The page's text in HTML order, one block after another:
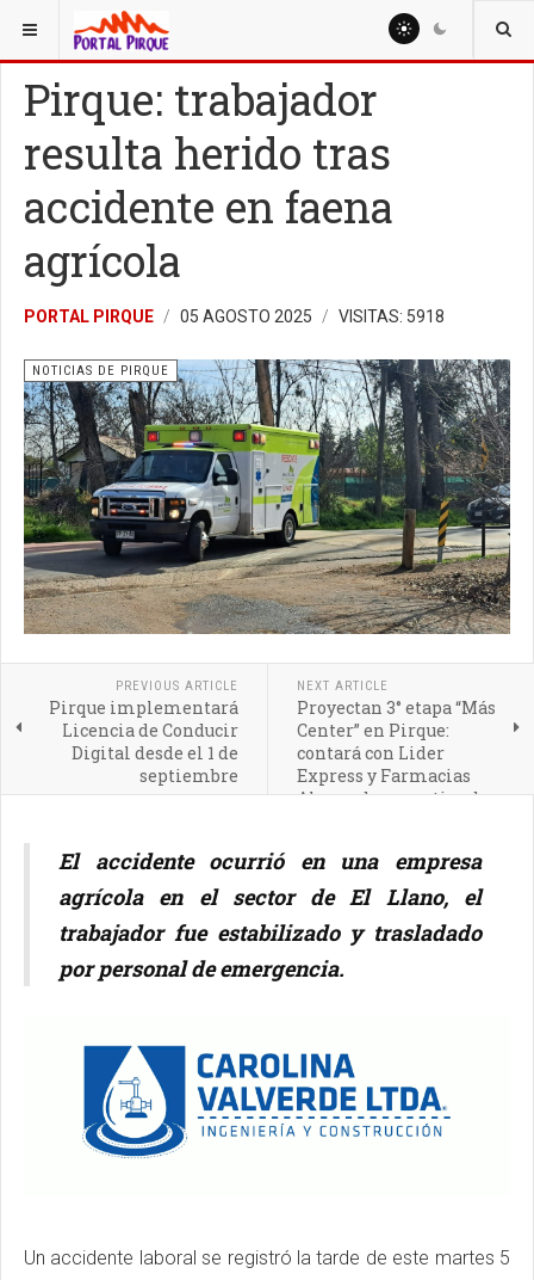
ESTÁ AQUÍ: NOTICIAS
Pirque: trabajador
resulta herido tras
accidente en faena
agrícola
PORTAL PIRQUE 05 AGOSTO 2025 VISITAS: 5918
NOTICIAS DE PIRQUE
PREVIOUS ARTICLE
Pirque implementará
Licencia de Conducir
Digital desde el 1 de
septiembre
NEXT ARTICLE
Proyectan 3° etapa “Más
Center” en Pirque:
contará con Lider
Express y Farmacias
Ahumada como tiendas
El accidente ocurrió en una empresa
agrícola en el sector de El Llano, el
trabajador fue estabilizado y trasladado
por personal de emergencia.
Un accidente laboral se registró la tarde de este martes 5